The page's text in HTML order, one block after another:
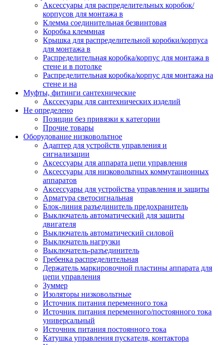
Аксессуары для распределительных коробок/
корпусов для монтажа в
Клемма соединительная безвинтовая
Коробка клеммная
Крышка для распределительной коробки/корпуса
для монтажа в
Распределительная коробка/корпус для монтажа в
стене и в потолке
Распределительная коробка/корпус для монтажа на
стене и на
Муфты, фитинги сантехнические
Акссесуары для сантехнических изделий
Не определено
Позиции без привязки к категории
Прочие товары
Оборудование низковольтное
Адаптер для устройств управления и
сигнализации
Аксессуары для аппарата цепи управления
Аксессуары для низковольтных коммутационных
аппаратов
Аксессуары для устройства управления и защиты
Арматура светосигнальная
Блок-линия разъединитель предохранитель
Выключатель автоматический для защиты
двигателя
Выключатель автоматический силовой
Выключатель нагрузки
Выключатель-разъединитель
Гребенка распределительная
Держатель маркировочной пластины аппарата для
цепи управления
Зуммер
Изоляторы низковольтные
Источник питания переменного тока
Источник питания переменного/постоянного тока
универсальный
Источник питания постоянного тока
Катушка управления пускателя, контактора